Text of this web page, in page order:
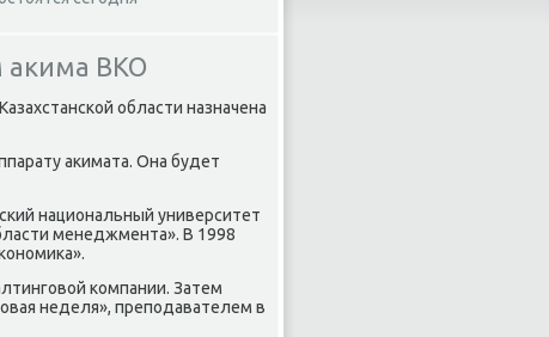
акима ВКО
области назначена
аκимата. Она будет
национальный университет
менеджмента». В 1998
компании. Затем
неделя», преподавателем в